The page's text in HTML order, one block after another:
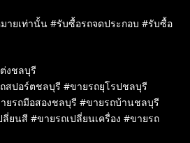
ายเท่านั้น #รับซื้อรถจดประกอบ #รับซื้อ
งชลบุรี
สปอร์ตชลบุรี #ขายรถยุโรปชลบุรี
ยรถมือสองชลบุรี #ขายรถบ้านชลบุรี
ยนสี #ขายรถเปลี่ยนเครื่อง #ขายรถ